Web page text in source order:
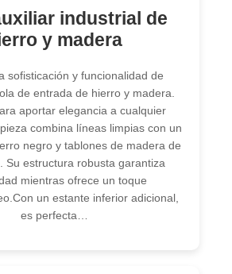
industrial de
y madera
sofisticación y funcionalidad de
de entrada de hierro y madera.
aportar elegancia a cualquier
combina líneas limpias con un
negro y tablones de madera de
Su estructura robusta garantiza
mientras ofrece un toque
un estante inferior adicional,
es perfecta…